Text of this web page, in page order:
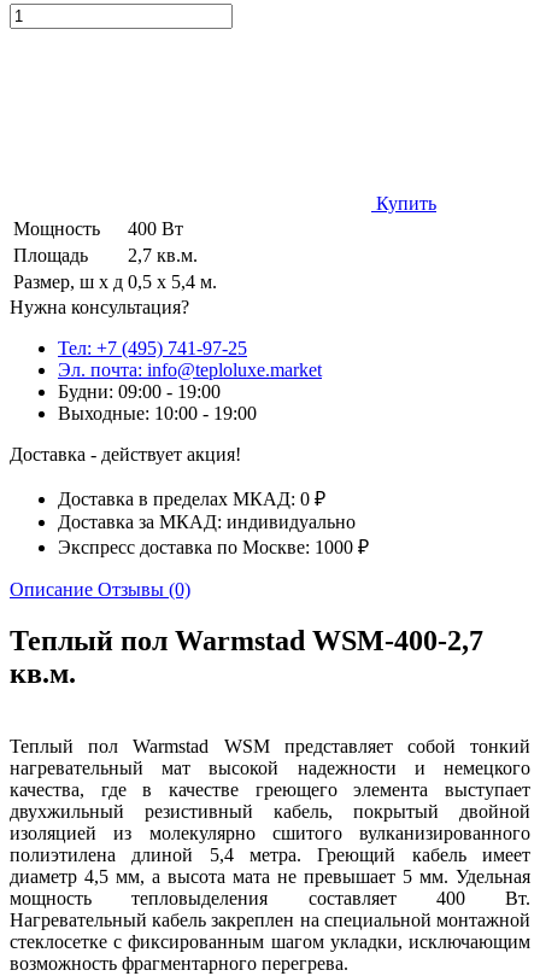
Купить
Мощность
400 Вт
Площадь
2,7 кв.м.
Размер, ш х д 0,5 х 5,4 м.
Нужна консультация?
Тел: +7 (495) 741-97-25
Эл. почта: info@teploluxe.market
Будни: 09:00 - 19:00
Выходные: 10:00 - 19:00
Доставка - действует акция!
Доставка в пределах МКАД: 0 ₽
Доставка за МКАД: индивидуально
Экспресс доставка по Москве: 1000 ₽
Описание Отзывы (0)
Теплый пол Warmstad WSM-400-2,7
кв.м.
Теплый пол Warmstad WSM представляет собой тонкий
нагревательный мат высокой надежности и немецкого
качества, где в качестве греющего элемента выступает
двухжильный резистивный кабель, покрытый двойной
изоляцией из молекулярно сшитого вулканизированного
полиэтилена длиной 5,4 метра. Греющий кабель имеет
диаметр 4,5 мм, а высота мата не превышает 5 мм. Удельная
мощность тепловыделения составляет 400 Вт.
Нагревательный кабель закреплен на специальной монтажной
стеклосетке с фиксированным шагом укладки, исключающим
возможность фрагментарного перегрева.